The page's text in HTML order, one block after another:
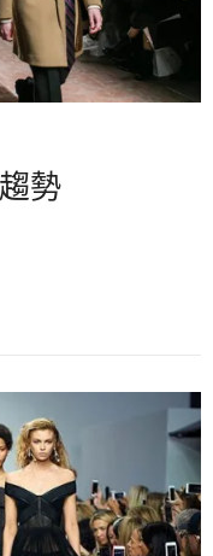
勢